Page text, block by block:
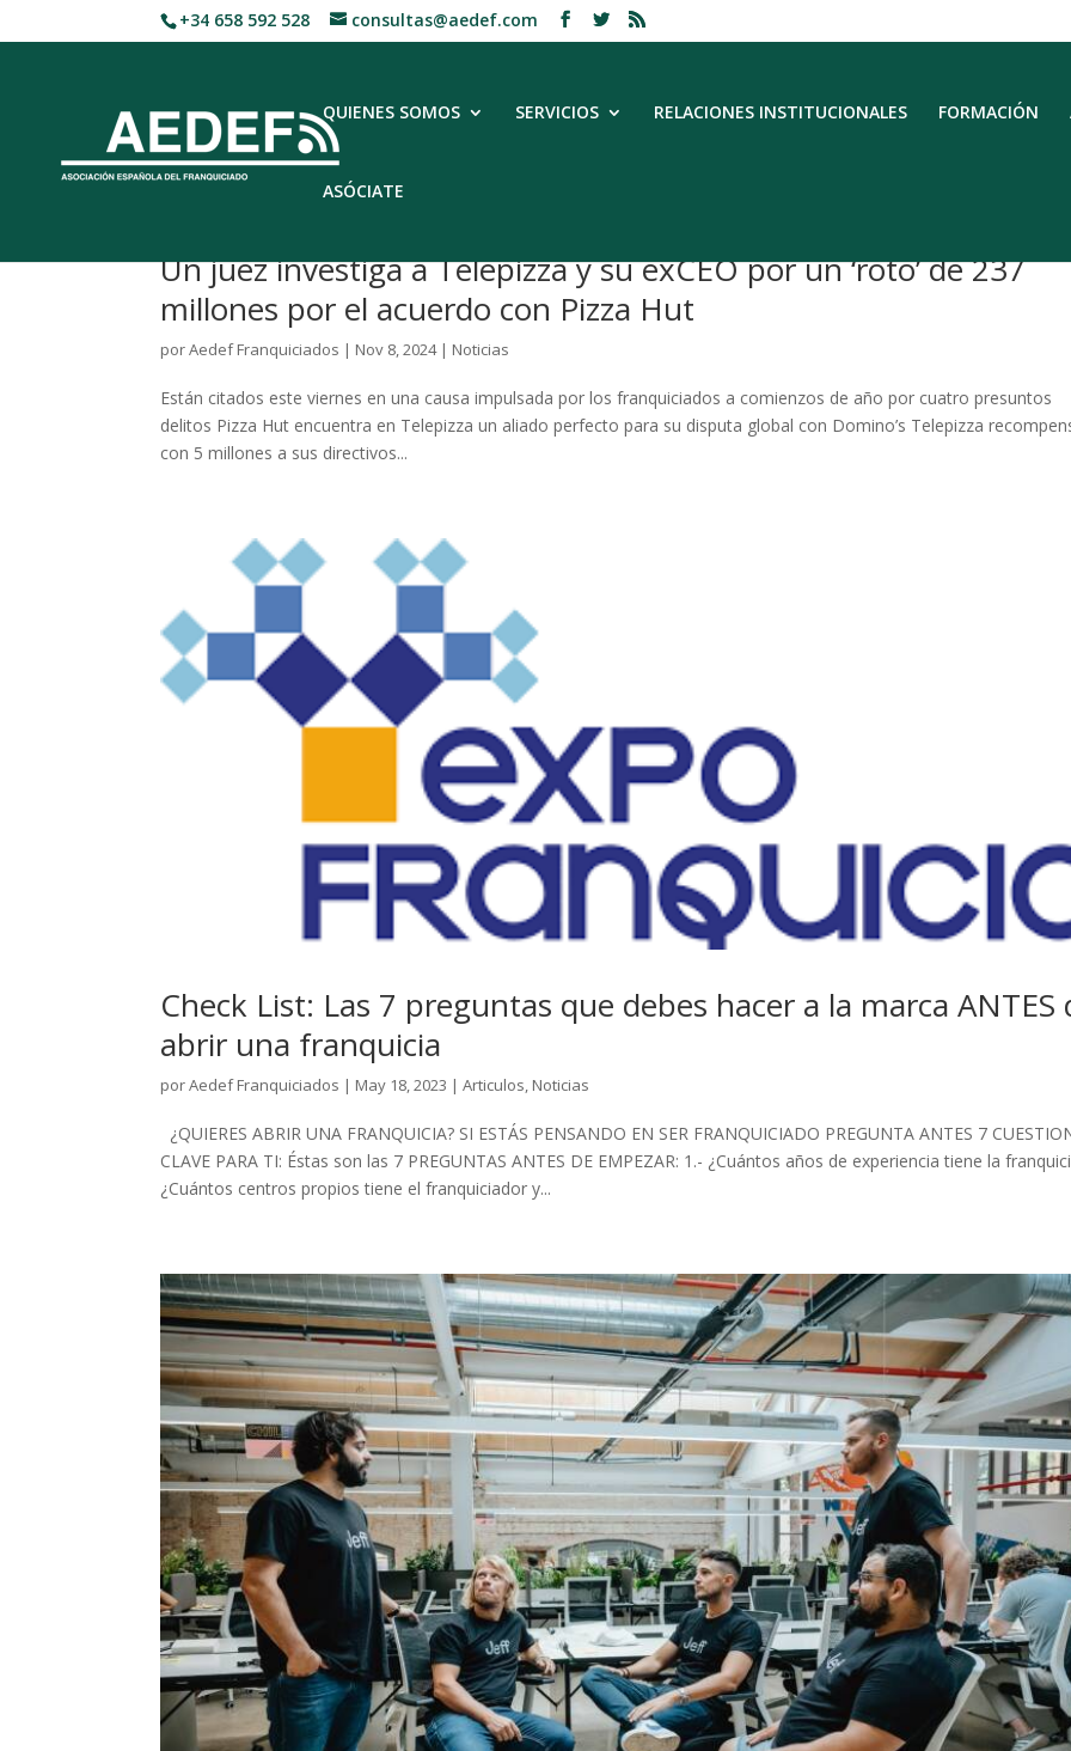
+34 658 592 528 consultas@aedef.com
QUIENES SOMOS SERVICIOS RELACIONES INSTITUCIONALES FORMACIÓN
ASÓCIATE
Un juez investiga a Telepizza y su exCEO por un ‘roto’ de 237
millones por el acuerdo con Pizza Hut
porAedef Franquiciados | Nov 8, 2024| Noticias
Están citados este viernes en una causa impulsada por los franquiciados a comienzos de año por cuatro presuntos
delitos Pizza Hut encuentra en Telepizza un aliado perfecto para su disputa global con Domino’s Telepizza
con 5 millones a sus directivos...
Check List: Las 7 preguntas que debes hacer a la marca ANTES
abrir una franquicia
porAedef Franquiciados | May 18, 2023 |Articulos Noticias
¿QUIERES ABRIR UNA FRANQUICIA? SI ESTÁS PENSANDO EN SER FRANQUICIADO PREGUNTA ANTES 7
CLAVE PARA TI: Éstas son las 7 PREGUNTAS ANTES DE EMPEZAR: 1.- ¿Cuántos años de experiencia tiene la
¿Cuántos centros propios tiene el franquiciador y...